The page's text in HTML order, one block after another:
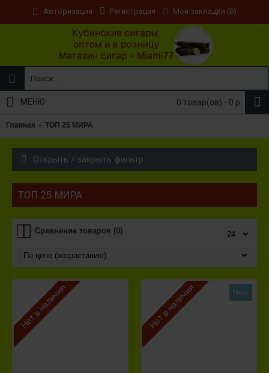
Авторизация Регистрация Мои закладки (0)
0 товар(ов) - 0 р.
МЕНЮ
Главная ТОП 25 МИРА
Открыть / закрыть фильтр
ТОП 25 МИРА
Сравнение товаров (0)
Нет в наличии New
Нет в наличии